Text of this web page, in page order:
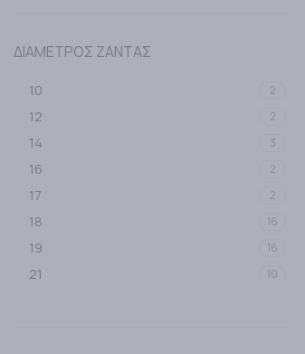
ΔΙΑΜΕΤΡΟΣ ΖΑΝΤΑΣ
10 2
12 2
14 3
16 2
17 2
18 16
19 16
21 10